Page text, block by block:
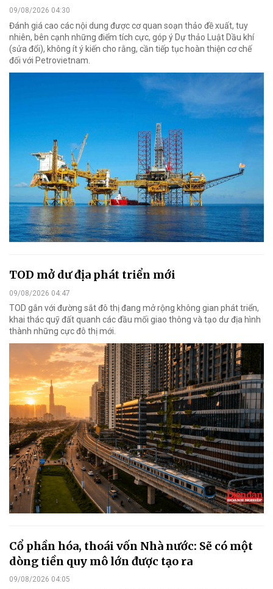
09/08/2026 04:30
Đánh giá cao các nội dung được cơ quan soạn thảo đề xuất, tuy
nhiên, bên cạnh những điểm tích cực, góp ý Dự thảo Luật Dầu khí
(sửa đổi), không ít ý kiến cho rằng, cần tiếp tục hoàn thiện cơ chế
đối với Petrovietnam.
TOD mở dư địa phát triển mới
09/08/2026 04:47
TOD gắn với đường sắt đô thị đang mở rộng không gian phát triển,
khai thác quỹ đất quanh các đầu mối giao thông và tạo dư địa hình
thành những cực đô thị mới.
Cổ phần hóa, thoái vốn Nhà nước: Sẽ có một
dòng tiền quy mô lớn được tạo ra
09/08/2026 04:05